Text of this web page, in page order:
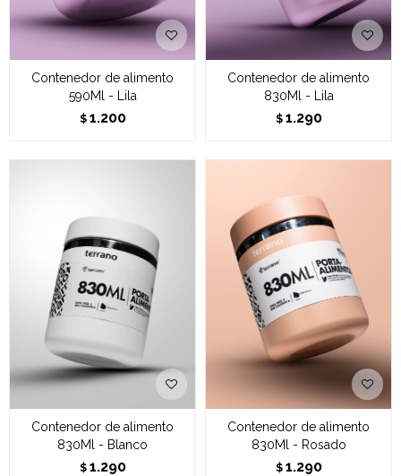
Contenedor de alimento
590Ml - Lila
$ 1.200
Contenedor de alimento
830Ml - Lila
$ 1.290
Contenedor de alimento
830Ml - Blanco
$ 1.290
Contenedor de alimento
830Ml - Rosado
$ 1.290